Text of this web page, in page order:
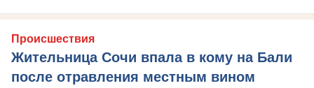
Происшествия
Жительница Сочи впала в кому на Бали
после отравления местным вином